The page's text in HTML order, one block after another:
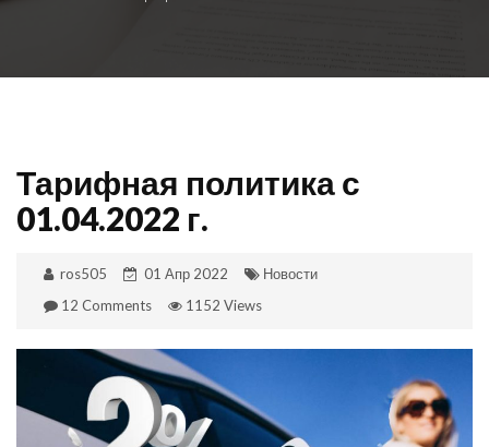
Тарифная политика с
01.04.2022 г.
ros505 01 Апр 2022
Новости
12 Comments
1152 Views